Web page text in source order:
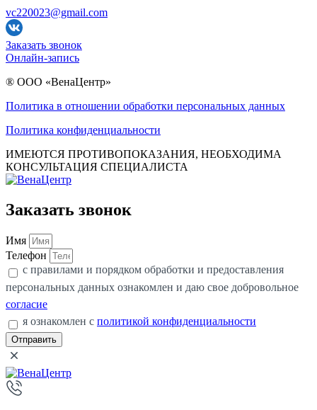
vc220023@gmail.com
Заказать звонок
Онлайн-запись
® ООО «ВенаЦентр»
Политика в отношении обработки персональных данных
Политика конфиденциальности
ИМЕЮТСЯ ПРОТИВОПОКАЗАНИЯ, НЕОБХОДИМА
КОНСУЛЬТАЦИЯ СПЕЦИАЛИСТА
Заказать звонок
Имя
Телефон
с правилами и порядком обработки и предоставления
персональных данных ознакомлен и даю свое добровольное
согласие
я ознакомлен с политикой конфиденциальности
Отправить